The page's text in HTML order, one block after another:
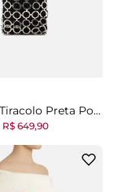
Mini Bag Tiracolo Preta Porta-Celular Suede Argolas
R$ 649,90